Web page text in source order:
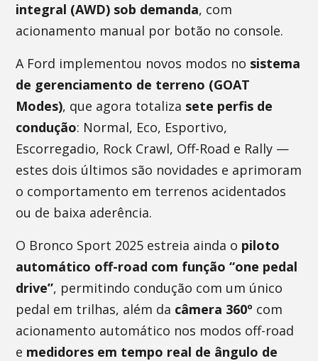
integral (AWD) sob demanda, com
acionamento manual por botão no console.
A Ford implementou novos modos no sistema
de gerenciamento de terreno (GOAT
Modes), que agora totaliza sete perfis de
condução: Normal, Eco, Esportivo,
Escorregadio, Rock Crawl, Off-Road e Rally —
estes dois últimos são novidades e aprimoram
o comportamento em terrenos acidentados
ou de baixa aderência.
O Bronco Sport 2025 estreia ainda o piloto
automático off-road com função “one pedal
drive”, permitindo condução com um único
pedal em trilhas, além da câmera 360º com
acionamento automático nos modos off-road
e medidores em tempo real de ângulo de